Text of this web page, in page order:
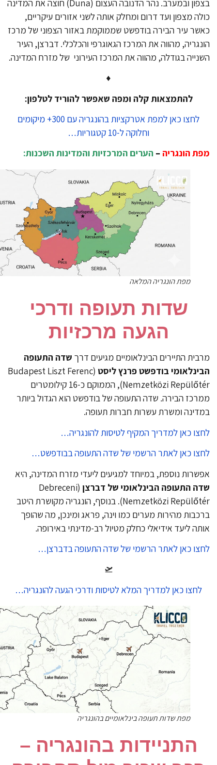
בצפון ובמערב. נהר הדנובה העצום (Duna) חוצה את המדינה
מצפון ועד דרום ומחלק אותה לשני אזורים עיקריים,
עיר הבירה בודפשט שממוקמת באזור הצפוני של מרכז
מהווה את המרכז הגאוגרפי והכלכלי. דברצן, העיר
בגודלה, מהווה את המרכז העירוני של מזרח המדינה.
להתמצאות קלה ומפה שאפשר להוריד לטלפון:
לחצו כאן למפת אטרקציות בהונגריה עם 300+ מיקומים
וחלוקה ל-10 קטגוריות…
הונגריה–הערים המרכזיות והמדינות השכנות:
מפת הונגריה המלאה
​שדות תעופה ודרכי
הגעה מרכזיות
התיירים הבינלאומיים מגיעים דרךשדה התעופה
בודפשט פרנץ ליסט (Budapest Liszt Ferenc
Nemzetközi Repülőtér), הממוקם כ-16 קילומטרים
הבירה. שדה התעופה של בודפשט הוא הגדול ביותר
ומשרת עשרות חברות תעופה.
כאן למדריך המקיף לטיסות להונגריה…
כאן לאתר הרשמי של שדה התעופה בבודפשט…
נוספת, במיוחד למגיעים ליעדי מזרח המדינה, היא
התעופה הבינלאומי של דברצן (Debreceni
Nemzetközi Repülőtér). בנוסף, הונגריה מקושרת היטב
מהירות מערים כמו וינה, פראג ומינכן, מה שהופך
ליעד אידיאלי כחלק מטיול רב-מדינתי באירופה.
כאן לאתר הרשמי של שדה התעופה בדברצן…
לחצו כאן למדריך המלא לטיסות ודרכי הגעה להונגריה…
מפת שדות תעופה בינלאומיים בהונגריה
​התניידות בהונגריה –